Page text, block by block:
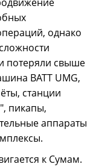
однако
потеряли свыше
BATT UMG,
станции
пикапы,
аппараты
к Сумам.